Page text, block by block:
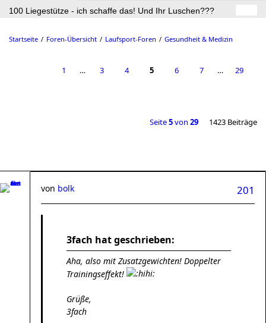
100 Liegestütze - ich schaffe das! Und Ihr Luschen???
Startseite Foren-Übersicht Laufsport-Foren Gesundheit & Medizin
1 … 3 4 5 6 7 … 29
Seite5von 29 1423 Beiträge
201
von bolk
3fach hat geschrieben:
Aha, also mit Zusatzgewichten! Doppelter
Trainingseffekt!
Grüße,
3fach